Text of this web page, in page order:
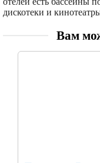
дискотеки и
Вам